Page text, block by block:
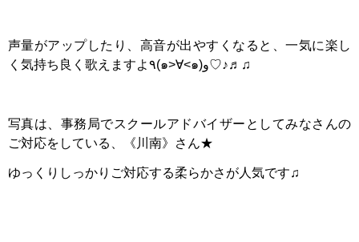
声量がアップしたり、高音が出やすくなると、一気に楽し
く気持ち良く歌えますよ٩(๑>∀<๑)و♡♪♬♫
写真は、事務局でスクールアドバイザーとしてみなさんの
ご対応をしている、《川南》さん★
ゆっくりしっかりご対応する柔らかさが人気です♫